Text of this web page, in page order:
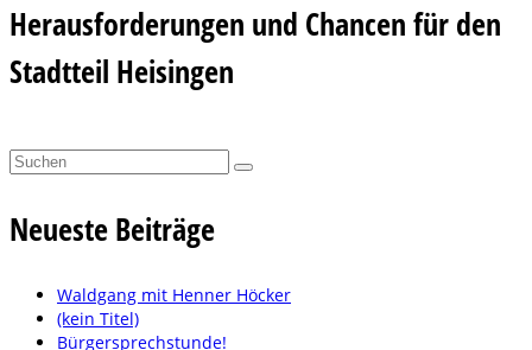
Herausforderungen und Chancen für den
Stadtteil Heisingen
Suchen
Neueste Beiträge
Waldgang mit Henner Höcker
(kein Titel)
Bürgersprechstunde!